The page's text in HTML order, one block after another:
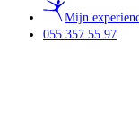
Mijn
055 357 55 97